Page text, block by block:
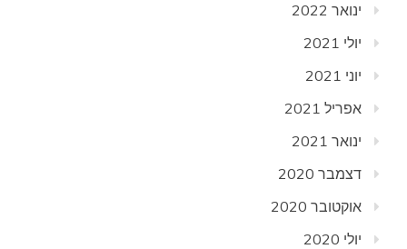
ינואר 2022
יולי 2021
יוני 2021
אפריל 2021
ינואר 2021
דצמבר 2020
אוקטובר 2020
יולי 2020